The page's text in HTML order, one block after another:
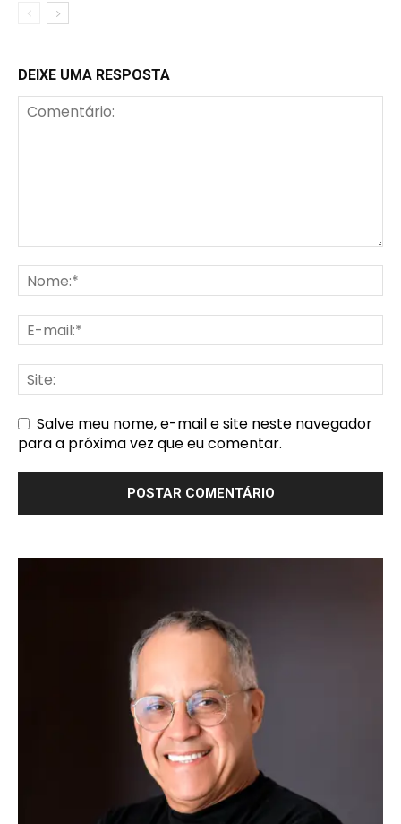
DEIXE UMA RESPOSTA
Salve meu nome, e-mail e site neste navegador
para a próxima vez que eu comentar.